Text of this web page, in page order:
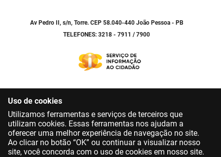
Av Pedro II, s/n, Torre. CEP 58.040-440 João Pessoa - PB
TELEFONES: 3218 - 7911 / 7900
Uso de cookies
Utilizamos ferramentas e serviços de terceiros que
utilizam cookies. Essas ferramentas nos ajudam a
oferecer uma melhor experiência de navegação no site.
Ao clicar no botão “OK” ou continuar a visualizar nosso
site, você concorda com o uso de cookies em nosso site.